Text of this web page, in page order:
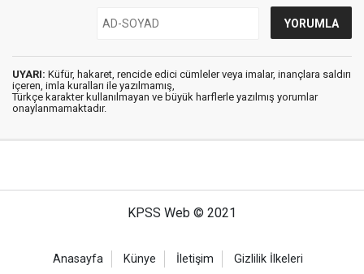
UYARI: Küfür, hakaret, rencide edici cümleler veya imalar, inançlara saldırı
içeren, imla kuralları ile yazılmamış,
Türkçe karakter kullanılmayan ve büyük harflerle yazılmış yorumlar
onaylanmamaktadır.
KPSS Web © 2021
Anasayfa Künye İletişim Gizlilik İlkeleri